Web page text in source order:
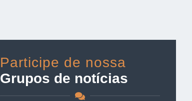
Participe de nossa
Grupos de notícias